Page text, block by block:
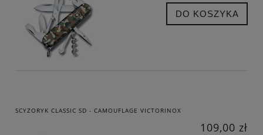
DO KOSZYKA
SCYZORYK CLASSIC SD - CAMOUFLAGE VICTORINOX
109,00 zł